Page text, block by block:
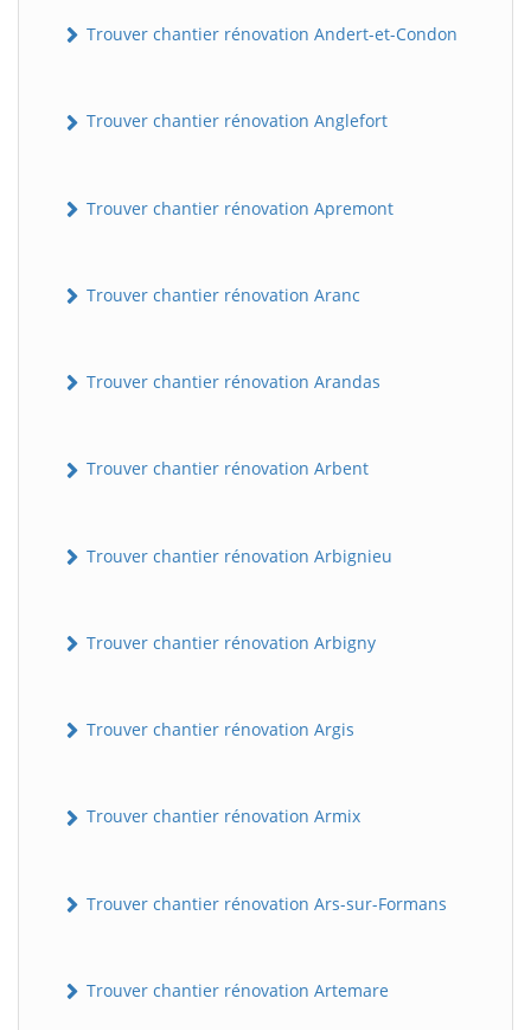
Trouver chantier rénovation Andert-et-Condon
Trouver chantier rénovation Anglefort
Trouver chantier rénovation Apremont
Trouver chantier rénovation Aranc
Trouver chantier rénovation Arandas
Trouver chantier rénovation Arbent
Trouver chantier rénovation Arbignieu
Trouver chantier rénovation Arbigny
Trouver chantier rénovation Argis
Trouver chantier rénovation Armix
Trouver chantier rénovation Ars-sur-Formans
Trouver chantier rénovation Artemare